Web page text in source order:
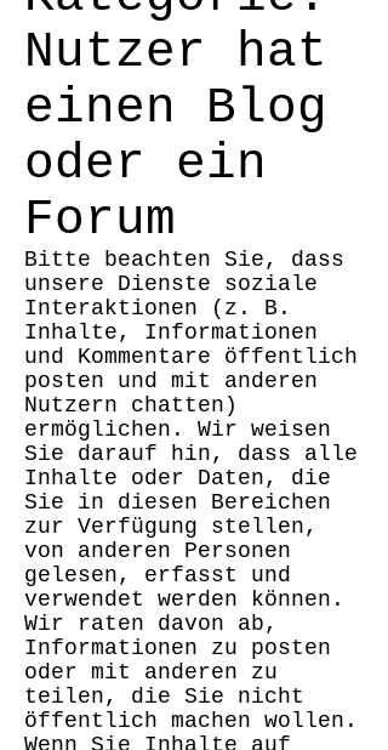
Nutzer hat
einen Blog
oder ein
Forum
Bitte beachten Sie, dass
unsere Dienste soziale
Interaktionen (z. B.
Inhalte, Informationen
und Kommentare öffentlich
posten und mit anderen
Nutzern chatten)
ermöglichen. Wir weisen
Sie darauf hin, dass alle
Inhalte oder Daten, die
Sie in diesen Bereichen
zur Verfügung stellen,
von anderen Personen
gelesen, erfasst und
verwendet werden können.
Wir raten davon ab,
Informationen zu posten
oder mit anderen zu
teilen, die Sie nicht
öffentlich machen wollen.
Wenn Sie Inhalte auf